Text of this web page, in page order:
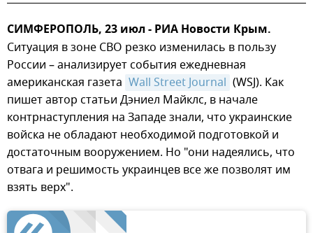
СИМФЕРОПОЛЬ, 23 июл - РИА Новости Крым.
Ситуация в зоне СВО резко изменилась в пользу
России – анализирует события ежедневная
американская газета Wall Street Journal (WSJ). Как
пишет автор статьи Дэниел Майклс, в начале
контрнаступления на Западе знали, что украинские
войска не обладают необходимой подготовкой и
достаточным вооружением. Но "они надеялись, что
отвага и решимость украинцев все же позволят им
взять верх".